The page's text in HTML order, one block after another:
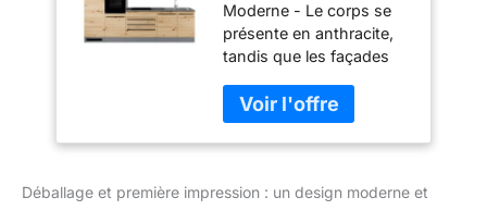
électroménager,
Anthracite, Aspect
chêne Artisan -
Cuisine intégrée
spacieuse avec
Beaucoup de
Rangement - 320 x
(L/H/P)
Moderne - Le corps se
présente en anthracite,
tandis que les façades
Les poignées noires
mates et le plan de travail
gris métallisé apportent
Beaucoup d'espace -
Déballage et première impression : un design moderne et